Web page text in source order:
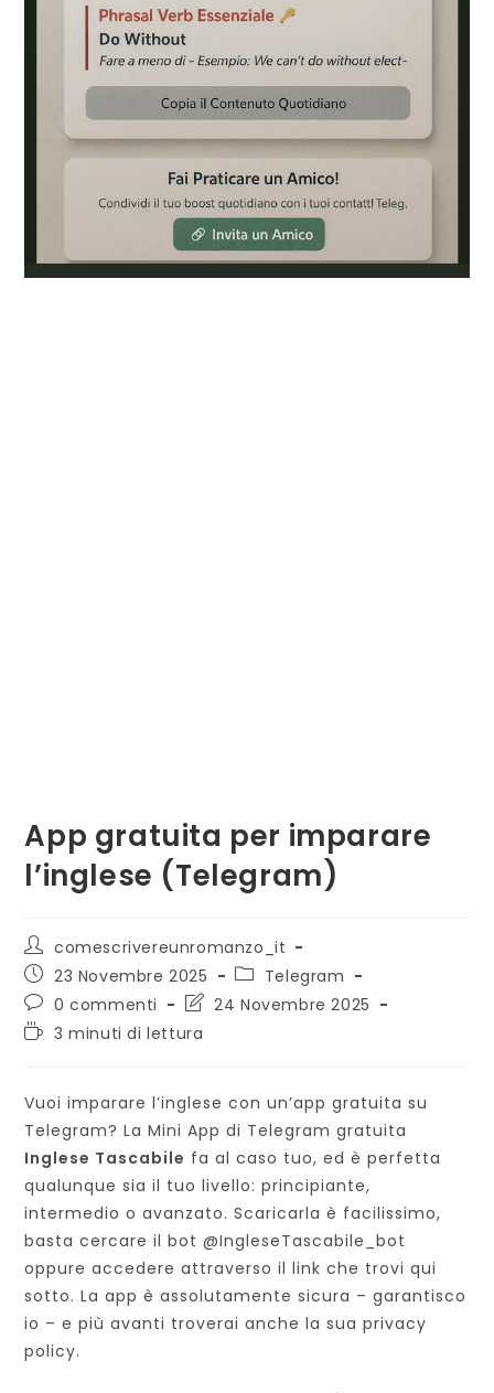
App gratuita per imparare
l’inglese (Telegram)
Autore
dell'articolo:
comescrivereunromanzo_it
Articolo
pubblicato:
23 Novembre 2025
Categoria
dell'articolo:
Telegram
Commenti
dell'articolo:
0 commenti
Ultima
dell'articolo:
24 Novembre 2025
Tempo3 minuti di lettura
Vuoi imparare l’inglese con un’app gratuita su
Telegram? La Mini App di Telegram gratuita
Inglese Tascabile fa al caso tuo, ed è perfetta
qualunque sia il tuo livello: principiante,
intermedio o avanzato. Scaricarla è facilissimo,
basta cercare il bot @IngleseTascabile_bot
oppure accedere attraverso il link che trovi qui
sotto. La app è assolutamente sicura – garantisco
io – e più avanti troverai anche la sua privacy
policy.